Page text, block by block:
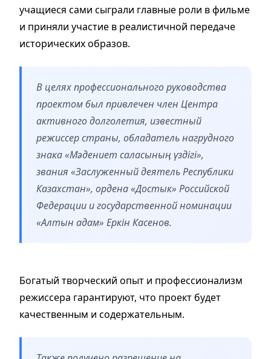
учащиеся сами сыграли главные роли в фильме
и приняли участие в реалистичной передаче
исторических образов.
В целях профессионального руководства
проектом был привлечен член Центра
активного долголетия, известный
режиссер страны, обладатель нагрудного
знака «Мәдениет саласының үздігі»,
звания «Заслуженный деятель Республики
Казахстан», ордена «Достык» Российской
Федерации и государственной номинации
«Алтын адам» Еркін Касенов.
Богатый творческий опыт и профессионализм
режиссера гарантируют, что проект будет
качественным и содержательным.